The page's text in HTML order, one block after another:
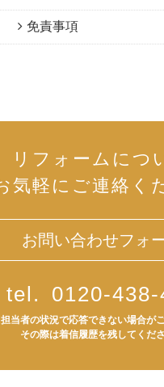
免責事項
リフォームにつ
気軽にご連絡く
お問い合わせフォ
tel. 0120-438-
当者の状況で応答できない場合がご
その際は着信履歴を残してくださ